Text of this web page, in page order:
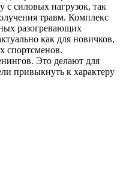
с силовых нагрузок, так
травм. Комплекс
разогревающих
как для новичков,
спортсменов.
Это делают для
привыкнуть к характеру